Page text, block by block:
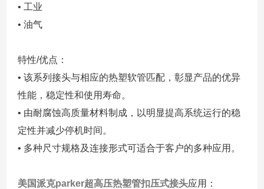
• 工业
• 油气
特性/优点：
• 该系列接头与相应的热塑软管匹配，彰显产品的优异
性能，稳定性和使用寿命。
• 由耐腐蚀高质量材料制成，以明显提高系统运行的稳
定性并减少停机时间。
• 多种尺寸规格及连接形式可适合于客户的多种应用。
美国派克parker超高压热塑管扣压式接头应用：